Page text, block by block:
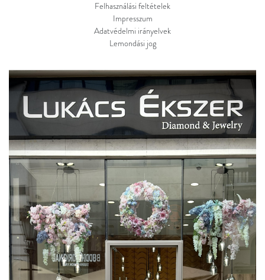
Felhasználási feltételek
Impresszum
Adatvédelmi irányelvek
Lemondási jog